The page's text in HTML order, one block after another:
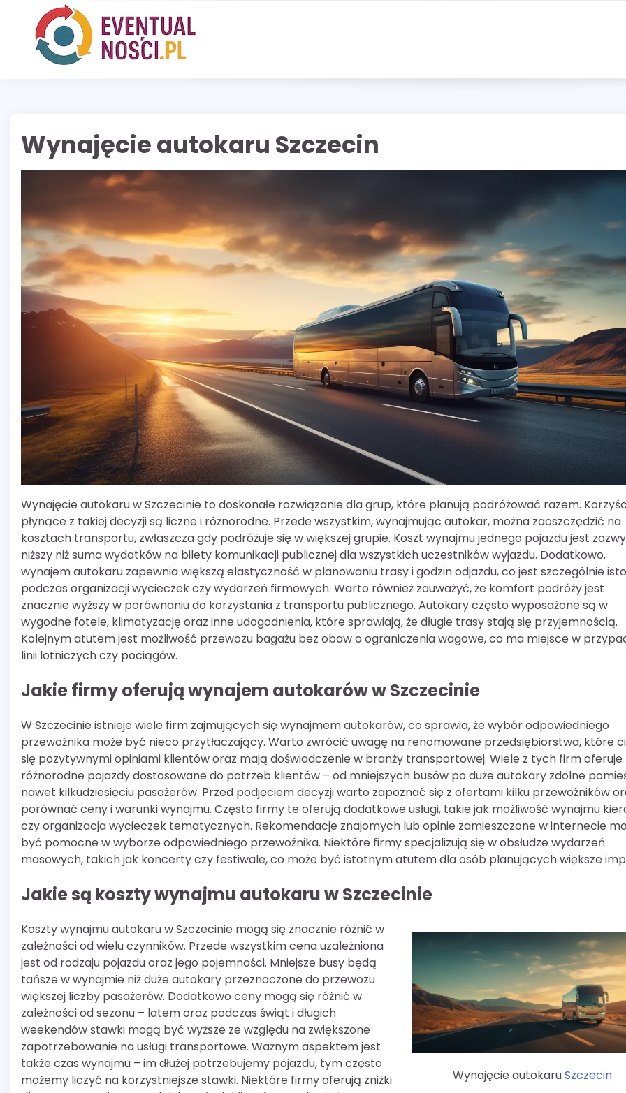
content
Wynajęcie autokaru Szczecin
Wynajęcie autokaru w Szczecinie to doskonałe rozwiązanie dla grup, które planują podróżować razem.
płynące z takiej decyzji są liczne i różnorodne. Przede wszystkim, wynajmując autokar, można zaoszczędzić na
kosztach transportu, zwłaszcza gdy podróżuje się w większej grupie. Koszt wynajmu jednego pojazdu jest
niższy niż suma wydatków na bilety komunikacji publicznej dla wszystkich uczestników wyjazdu. Dodatkowo,
wynajem autokaru zapewnia większą elastyczność w planowaniu trasy i godzin odjazdu, co jest szczególnie
podczas organizacji wycieczek czy wydarzeń firmowych. Warto również zauważyć, że komfort podróży jest
znacznie wyższy w porównaniu do korzystania z transportu publicznego. Autokary często wyposażone są w
wygodne fotele, klimatyzację oraz inne udogodnienia, które sprawiają, że długie trasy stają się przyjemnością.
Kolejnym atutem jest możliwość przewozu bagażu bez obaw o ograniczenia wagowe, co ma miejsce w
linii lotniczych czy pociągów.
Jakie firmy oferują wynajem autokarów w Szczecinie
W Szczecinie istnieje wiele firm zajmujących się wynajmem autokarów, co sprawia, że wybór odpowiedniego
przewoźnika może być nieco przytłaczający. Warto zwrócić uwagę na renomowane przedsiębiorstwa, które
się pozytywnymi opiniami klientów oraz mają doświadczenie w branży transportowej. Wiele z tych firm oferuje
różnorodne pojazdy dostosowane do potrzeb klientów – od mniejszych busów po duże autokary zdolne
nawet kilkudziesięciu pasażerów. Przed podjęciem decyzji warto zapoznać się z ofertami kilku przewoźników
porównać ceny i warunki wynajmu. Często firmy te oferują dodatkowe usługi, takie jak możliwość wynajmu
czy organizacja wycieczek tematycznych. Rekomendacje znajomych lub opinie zamieszczone w internecie
być pomocne w wyborze odpowiedniego przewoźnika. Niektóre firmy specjalizują się w obsłudze wydarzeń
masowych, takich jak koncerty czy festiwale, co może być istotnym atutem dla osób planujących większe
Jakie są koszty wynajmu autokaru w Szczecinie
Wynajęcie autokaruSzczecin
Koszty wynajmu autokaru w Szczecinie mogą się znacznie różnić w
zależności od wielu czynników. Przede wszystkim cena uzależniona
jest od rodzaju pojazdu oraz jego pojemności. Mniejsze busy będą
tańsze w wynajmie niż duże autokary przeznaczone do przewozu
większej liczby pasażerów. Dodatkowo ceny mogą się różnić w
zależności od sezonu – latem oraz podczas świąt i długich
weekendów stawki mogą być wyższe ze względu na zwiększone
zapotrzebowanie na usługi transportowe. Ważnym aspektem jest
także czas wynajmu – im dłużej potrzebujemy pojazdu, tym często
możemy liczyć na korzystniejsze stawki. Niektóre firmy oferują zniżki